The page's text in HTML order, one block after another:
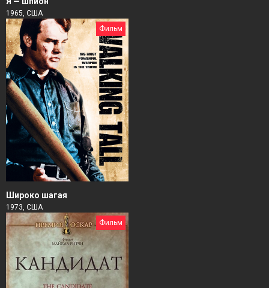
1965, США
Фильм
Широко шагая
1973, США
Фильм